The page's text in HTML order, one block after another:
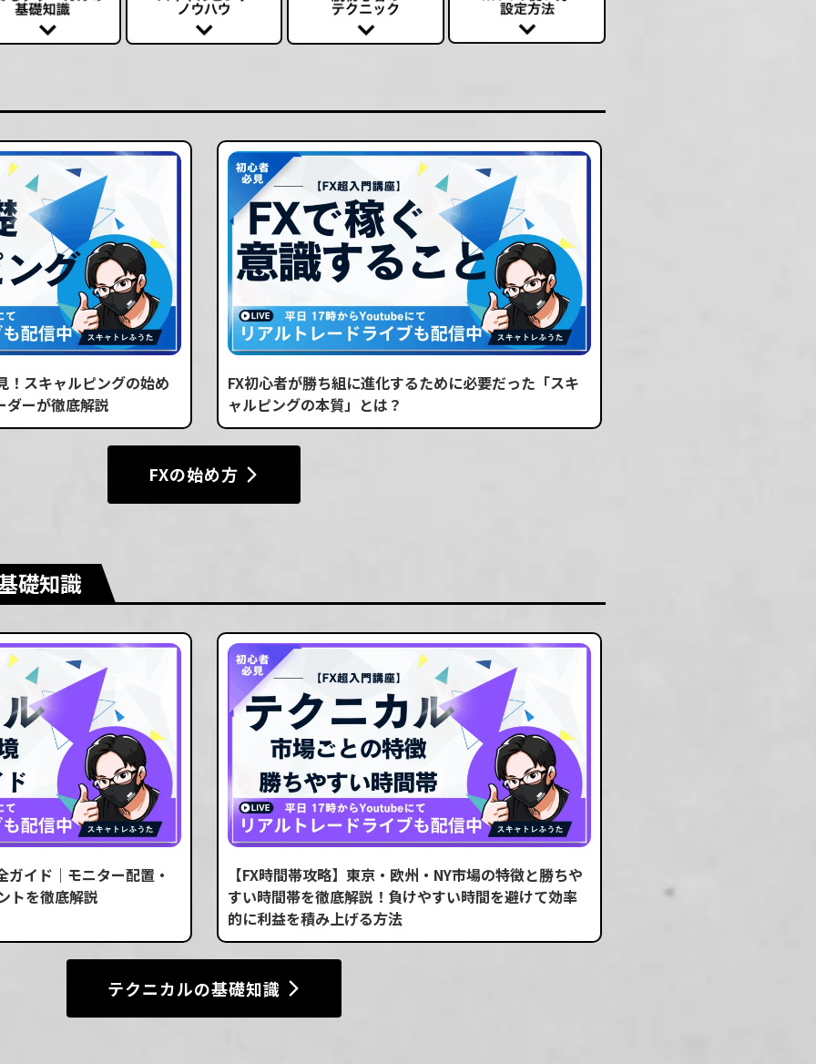
！スキャルピングの始め
ダーが徹底解説
FX初心者が勝ち組に進化するために必要だった「スキ
ャルピングの本質」とは？
FXの始め方
礎知識
イド｜モニター配置・
トを徹底解説
【FX時間帯攻略】東京・欧州・NY市場の特徴と勝ちや
すい時間帯を徹底解説！負けやすい時間を避けて効率
的に利益を積み上げる方法
テクニカルの基礎知識